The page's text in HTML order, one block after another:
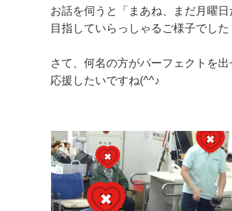
お話を伺うと「まあね、まだ月曜
目指していらっしゃるご様子でした
さて、何名の方がパーフェクトを出
応援したいですね(^^♪